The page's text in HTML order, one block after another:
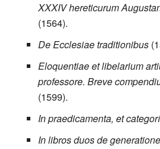
XXXIV hereticurum
(1564).
De Ecclesiae traditionibus
Eloquentiae et libelarium
professore. Breve
(1599).
In praedicamenta, et
In libros duos de